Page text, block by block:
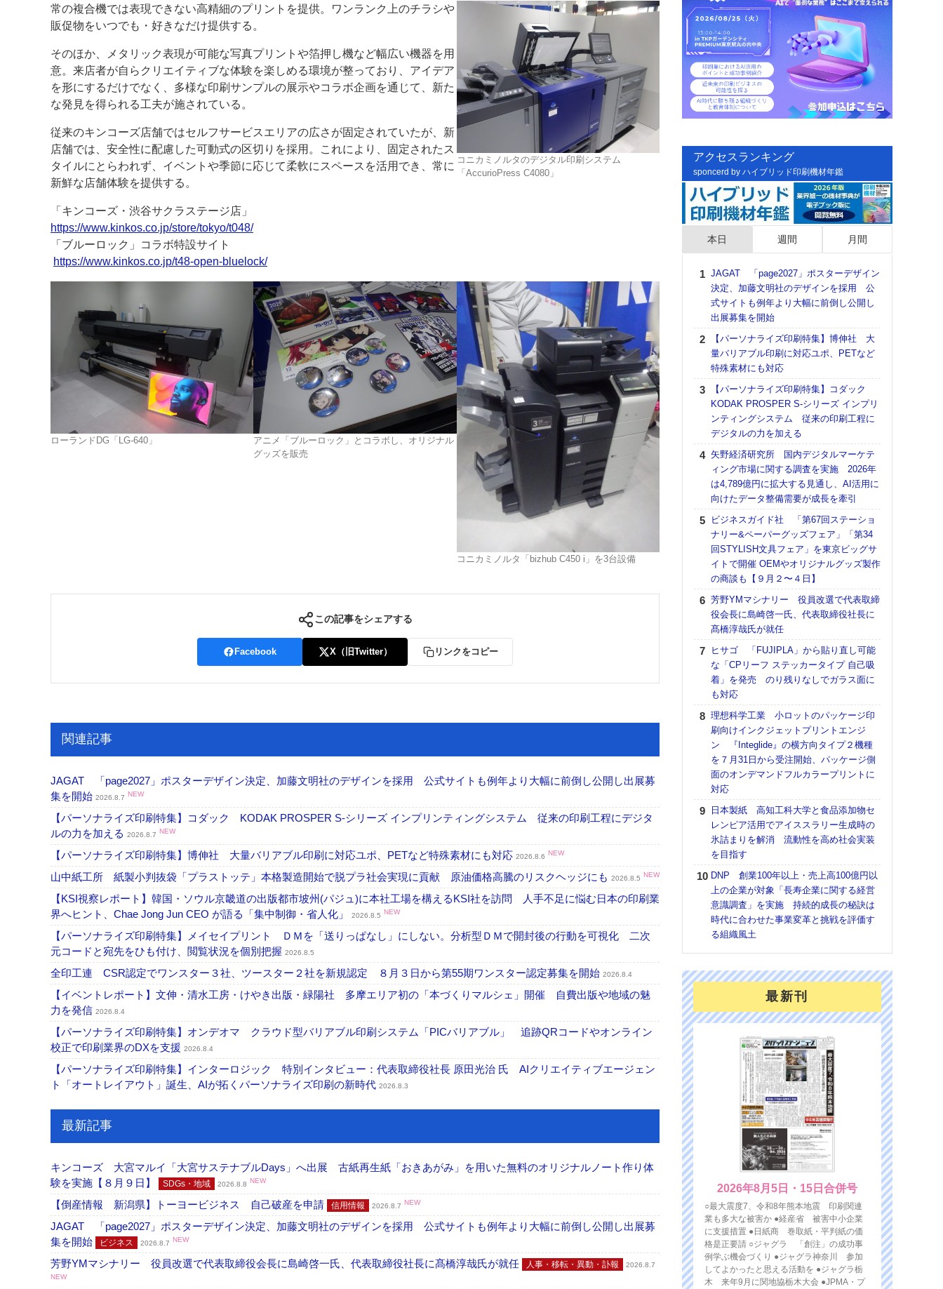
常の複合機では表現できない高精細のプリントを提供。ワンランク上のチラシや
販促物をいつでも・好きなだけ提供する。
そのほか、メタリック表現が可能な写真プリントや箔押し機など幅広い機器を用
意。来店者が自らクリエイティブな体験を楽しめる環境が整っており、アイデア
を形にするだけでなく、多様な印刷サンプルの展示やコラボ企画を通じて、新た
な発見を得られる工夫が施されている。
従来のキンコーズ店舗ではセルフサービスエリアの広さが固定されていたが、新
店舗では、安全性に配慮した可動式の区切りを採用。これにより、固定されたス
タイルにとらわれず、イベントや季節に応じて柔軟にスペースを活用でき、常に
新鮮な店舗体験を提供する。
「キンコーズ・渋谷サクラステージ店」
https://www.kinkos.co.jp/store/tokyo/t048/
「ブルーロック」コラボ特設サイト
https://www.kinkos.co.jp/t48-open-bluelock/
コニカミノルタのデジタル印刷システム
「AccurioPress C4080」
ローランドDG「LG-640」
アニメ「ブルーロック」とコラボし、オリジナル
グッズを販売
コニカミノルタ「bizhub C450 i」を3台設備
この記事をシェアする
Facebook X（旧Twitter） リンクをコピー
関連記事
JAGAT 「page2027」ポスターデザイン決定、加藤文明社のデザインを採用 公式サイトも例年より大幅に前倒し公開し出展募
集を開始 2026.8.7 NEW
【パーソナライズ印刷特集】コダック KODAK PROSPER S-シリーズ インプリンティングシステム 従来の印刷工程にデジタ
ルの力を加える 2026.8.7 NEW
【パーソナライズ印刷特集】博伸社 大量バリアブル印刷に対応ユポ、PETなど特殊素材にも対応 2026.8.6 NEW
山中紙工所 紙製小判抜袋「プラストッテ」本格製造開始で脱プラ社会実現に貢献 原油価格高騰のリスクヘッジにも 2026.8.5 NEW
【KSI視察レポート】韓国・ソウル京畿道の出版都市坡州(パジュ)に本社工場を構えるKSI社を訪問 人手不足に悩む日本の印刷業
界へヒント、Chae Jong Jun CEO が語る「集中制御・省人化」
2026.8.5 NEW
【パーソナライズ印刷特集】メイセイプリント ＤＭを「送りっぱなし」にしない。分析型ＤＭで開封後の行動を可視化 二次
元コードと宛先をひも付け、閲覧状況を個別把握 2026.8.5
全印工連 CSR認定でワンスター３社、ツースター２社を新規認定 ８月３日から第55期ワンスター認定募集を開始 2026.8.4
【イベントレポート】文伸・清水工房・けやき出版・緑陽社 多摩エリア初の「本づくりマルシェ」開催 自費出版や地域の魅
力を発信 2026.8.4
【パーソナライズ印刷特集】オンデオマ クラウド型バリアブル印刷システム「PICバリアブル」 追跡QRコードやオンライン
校正で印刷業界のDXを支援 2026.8.4
【パーソナライズ印刷特集】インターロジック 特別インタビュー：代表取締役社長 原田光治 氏 AIクリエイティブエージェン
ト「オートレイアウト」誕生、AIが拓くパーソナライズ印刷の新時代 2026.8.3
最新記事
キンコーズ 大宮マルイ「大宮サステナブルDays」へ出展 古紙再生紙「おきあがみ」を用いた無料のオリジナルノート作り体
験を実施【８月９日】
SDGs・地域 2026.8.8 NEW
【倒産情報 新潟県】トーヨービジネス 自己破産を申請 信用情報 2026.8.7 NEW
JAGAT 「page2027」ポスターデザイン決定、加藤文明社のデザインを採用 公式サイトも例年より大幅に前倒し公開し出展募
集を開始
ビジネス 2026.8.7 NEW
芳野YMマシナリー 役員改選で代表取締役会長に島崎啓一氏、代表取締役社長に髙橋淳哉氏が就任 人事・移転・異動・訃報
2026.8.7
NEW
アクセスランキング
sponcerd by ハイブリッド印刷機材年鑑
本日 週間 月間
JAGAT 「page2027」ポスターデザイン
決定、加藤文明社のデザインを採用 公
式サイトも例年より大幅に前倒し公開し
出展募集を開始
【パーソナライズ印刷特集】博伸社 大
量バリアブル印刷に対応ユポ、PETなど
特殊素材にも対応
【パーソナライズ印刷特集】コダック
KODAK PROSPER S-シリーズ インプリ
ンティングシステム 従来の印刷工程に
デジタルの力を加える
矢野経済研究所 国内デジタルマーケテ
ィング市場に関する調査を実施 2026年
は4,789億円に拡大する見通し、AI活用に
向けたデータ整備需要が成長を牽引
ビジネスガイド社 「第67回ステーショ
ナリー&ペーパーグッズフェア」「第34
回STYLISH文具フェア」を東京ビッグサ
イトで開催 OEMやオリジナルグッズ製作
の商談も【９月２〜４日】
芳野YMマシナリー 役員改選で代表取締
役会長に島崎啓一氏、代表取締役社長に
髙橋淳哉氏が就任
ヒサゴ 「FUJIPLA」から貼り直し可能
な「CPリーフ ステッカータイプ 自己吸
着」を発売 のり残りなしでガラス面に
も対応
理想科学工業 小ロットのパッケージ印
刷向けインクジェットプリントエンジ
ン 『Integlide』の横方向タイプ２機種
を７月31日から受注開始、パッケージ側
面のオンデマンドフルカラープリントに
対応
日本製紙 高知工科大学と食品添加物セ
レンピア活用でアイススラリー生成時の
氷詰まりを解消 流動性を高め社会実装
を目指す
DNP 創業100年以上・売上高100億円以
上の企業が対象「長寿企業に関する経営
意識調査」を実施 持続的成長の秘訣は
時代に合わせた事業変革と挑戦を評価す
る組織風土
最新刊
2026年8月5日・15日合併号
○最大震度7、令和8年熊本地震 印刷関連
業も多大な被害か ●経産省 被害中小企業
に支援措置 ●日紙商 巻取紙・平判紙の価
格是正要請 ○ジャグラ 「創注」の成功事
例学ぶ機会づくり ●ジャグラ神奈川 参加
してよかったと思える活動を ●ジャグラ栃
木 来年9月に関地協栃木大会 ●JPMA・プ